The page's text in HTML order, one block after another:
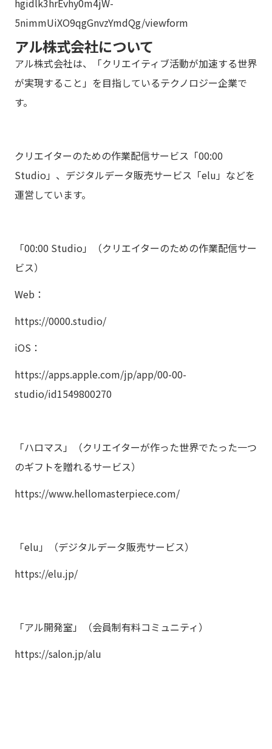
hgidlk3hrEvhy0m4jW-
5nimmUiXO9qgGnvzYmdQg/viewform
アル株式会社について
アル株式会社は、「クリエイティブ活動が加速する世界
が実現すること」を目指しているテクノロジー企業で
す。
クリエイターのための作業配信サービス「00:00
Studio」、デジタルデータ販売サービス「elu」などを
運営しています。
「00:00 Studio」（クリエイターのための作業配信サー
ビス）
Web：
https://0000.studio/
iOS：
https://apps.apple.com/jp/app/00-00-
studio/id1549800270
「ハロマス」（クリエイターが作った世界でたった一つ
のギフトを贈れるサービス）
https://www.hellomasterpiece.com/
「elu」（デジタルデータ販売サービス）
https://elu.jp/
「アル開発室」（会員制有料コミュニティ）
https://salon.jp/alu